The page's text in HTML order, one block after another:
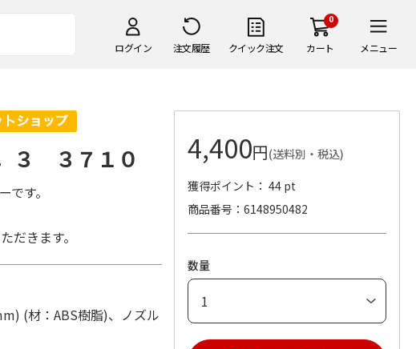
ログイン 注文履歴 クイック注文
0
カート メニュー
３ ３７１０
す。
だきます。
(材：ABS樹脂)、ノズル
4,400円(送料別・税込)
獲得ポイント： 44 pt
商品番号
6148950482
数量